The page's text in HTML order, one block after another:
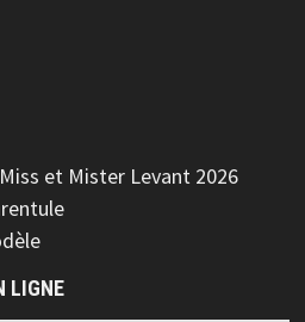
et Mister Levant 2026
LIGNE